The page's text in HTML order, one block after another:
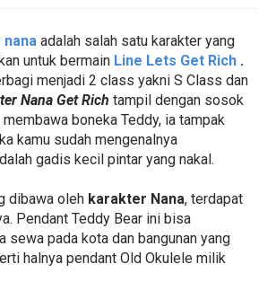
adalah salah satu karakter yang
untuk bermain Line Lets Get Rich .
menjadi 2 class yakni S Class dan
Nana Get Rich tampil dengan sosok
boneka Teddy, ia tampak
kamu sudah mengenalnya
gadis kecil pintar yang nakal.
dibawa oleh karakter Nana, terdapat
Pendant Teddy Bear ini bisa
sewa pada kota dan bangunan yang
halnya pendant Old Okulele milik